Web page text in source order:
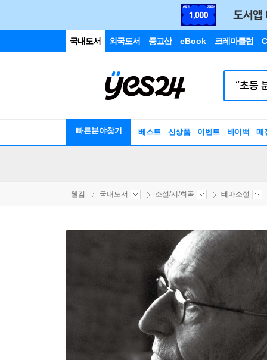
국내도서 외국도서 중고샵 eBook 크레마클럽
빠른분야찾기 베스트 신상품 이벤트 바이백 매
웰컴 국내도서 소설/시/희곡 테마소설